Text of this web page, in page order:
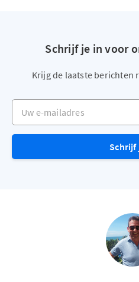
Schrijf je in voor
Krijg de laatste berichten
Uw e-mailadres
Schrijf